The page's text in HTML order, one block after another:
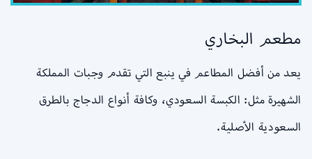
مطعم البخاري
يعد من أفضل المطاعم في ينبع التي تقدم وجبات المملكة
الشهيرة مثل: الكبسة السعودي، وكافة أنواع الدجاج بالطرق
السعودية الأصلية.